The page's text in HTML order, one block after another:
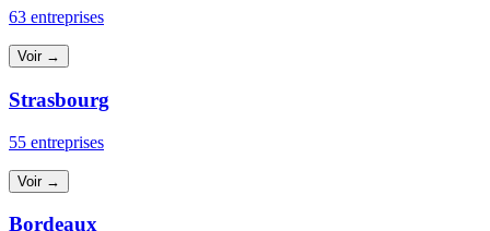
63 entreprises
Voir →
Strasbourg
55 entreprises
Voir →
Bordeaux